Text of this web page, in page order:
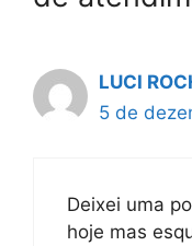
LUCI
5 de
Deixei uma
hoje mas